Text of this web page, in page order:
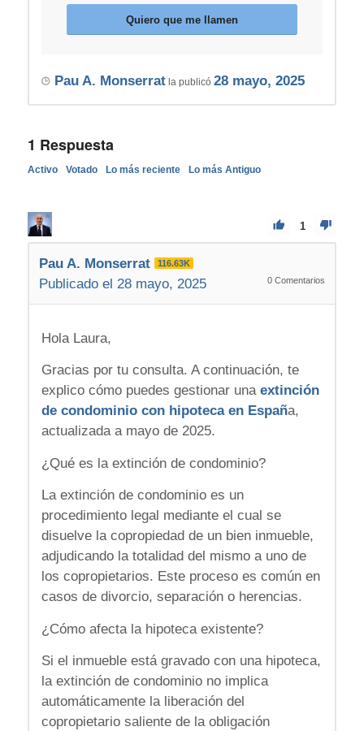
Quiero que me llamen
Pau A. Monserratla publicó 28 mayo, 2025
1 Respuesta
Activo Votado Lo más reciente Lo más Antiguo
1
Pau A. Monserrat 116.63K
Publicado el 28 mayo, 2025 0 Comentarios
Hola Laura,
Gracias por tu consulta. A continuación, te
explico cómo puedes gestionar una extinción
de condominio con hipoteca en España,
actualizada a mayo de 2025.
¿Qué es la extinción de condominio?
La extinción de condominio es un
procedimiento legal mediante el cual se
disuelve la copropiedad de un bien inmueble,
adjudicando la totalidad del mismo a uno de
los copropietarios. Este proceso es común en
casos de divorcio, separación o herencias.
¿Cómo afecta la hipoteca existente?
Si el inmueble está gravado con una hipoteca,
la extinción de condominio no implica
automáticamente la liberación del
copropietario saliente de la obligación